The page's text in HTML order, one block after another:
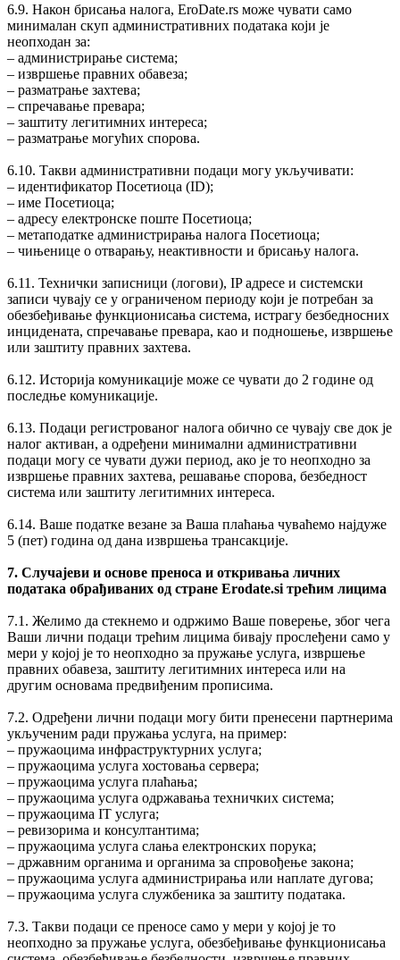
6.9. Након брисања налога, EroDate.rs може чувати само
минималан скуп административних података који је
неопходан за:
‒ администрирање система;
‒ извршење правних обавеза;
‒ разматрање захтева;
‒ спречавање превара;
‒ заштиту легитимних интереса;
‒ разматрање могућих спорова.
6.10. Такви административни подаци могу укључивати:
‒ идентификатор Посетиоца (ID);
‒ име Посетиоца;
‒ адресу електронске поште Посетиоца;
‒ метаподатке администрирања налога Посетиоца;
‒ чињенице о отварању, неактивности и брисању налога.
6.11. Технички записници (логови), IP адресе и системски
записи чувају се у ограниченом периоду који је потребан за
обезбеђивање функционисања система, истрагу безбедносних
инцидената, спречавање превара, као и подношење, извршење
или заштиту правних захтева.
6.12. Историја комуникације може се чувати до 2 године од
последње комуникације.
6.13. Подаци регистрованог налога обично се чувају све док је
налог активан, а одређени минимални административни
подаци могу се чувати дужи период, ако је то неопходно за
извршење правних захтева, решавање спорова, безбедност
система или заштиту легитимних интереса.
6.14. Ваше податке везане за Ваша плаћања чуваћемо најдуже
5 (пет) година од дана извршења трансакције.
7. Случајеви и основе преноса и откривања личних
података обрађиваних од стране Erodate.si трећим лицима
7.1. Желимо да стекнемо и одржимо Ваше поверење, због чега
Ваши лични подаци трећим лицима бивају прослеђени само у
мери у којој је то неопходно за пружање услуга, извршење
правних обавеза, заштиту легитимних интереса или на
другим основама предвиђеним прописима.
7.2. Одређени лични подаци могу бити пренесени партнерима
укљученим ради пружања услуга, на пример:
‒ пружаоцима инфраструктурних услуга;
‒ пружаоцима услуга хостовања сервера;
‒ пружаоцима услуга плаћања;
‒ пружаоцима услуга одржавања техничких система;
‒ пружаоцима IT услуга;
‒ ревизорима и консултантима;
‒ пружаоцима услуга слања електронских порука;
‒ државним органима и органима за спровођење закона;
‒ пружаоцима услуга администрирања или наплате дугова;
‒ пружаоцима услуга службеника за заштиту података.
7.3. Такви подаци се преносе само у мери у којој је то
неопходно за пружање услуга, обезбеђивање функционисања